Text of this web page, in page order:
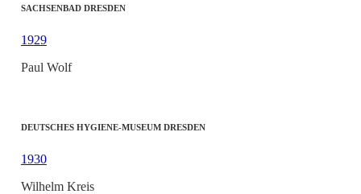
SACHSENBAD DRESDEN
1929
Paul Wolf
DEUTSCHES HYGIENE-MUSEUM DRESDEN
1930
Wilhelm Kreis